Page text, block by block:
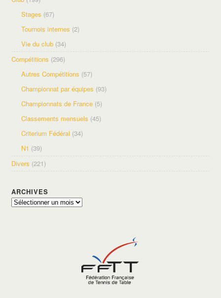
Stages (67)
Tournois internes (2)
Vie du club (34)
Compétitions (296)
Autres Compétitions (57)
Championnat par équipes (93)
Championnats de France (5)
Classements mensuels (45)
Criterium Fédéral (34)
N1 (39)
Divers (221)
ARCHIVES
Archives